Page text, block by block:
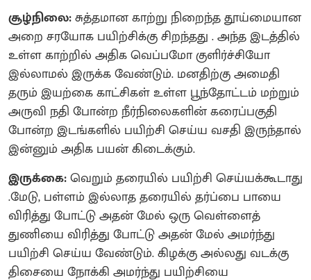
சூழ்நிலை:சுத்தமான காற்று நிறைந்த தூய்மையான
அறை சரயோக பயிற்சிக்கு சிறந்தது . அந்த இடத்தில்
உள்ள காற்றில் அதிக வெப்பமோ குளிர்ச்சியோ
இல்லாமல் இருக்க வேண்டும். மனதிற்கு அமைதி
தரும் இயற்கை காட்சிகள் உள்ள பூந்தோட்டம் மற்றும்
அருவி நதி போன்ற நீர்நிலைகளின் கரைப்பகுதி
போன்ற இடங்களில் பயிற்சி செய்ய வசதி இருந்தால்
இன்னும் அதிக பயன் கிடைக்கும்.
இருக்கை:வெறும் தரையில் பயிற்சி செய்யக்கூடாது
.மேடு, பள்ளம் இல்லாத தரையில் தர்ப்பை பாயை
விரித்து போட்டு அதன் மேல் ஒரு வெள்ளைத்
துணியை விரித்து போட்டு அதன் மேல் அமர்ந்து
பயிற்சி செய்ய வேண்டும். கிழக்கு அல்லது வடக்கு
திசையை நோக்கி அமர்ந்து பயிற்சியை